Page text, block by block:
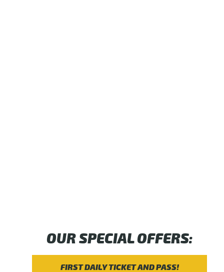
OUR SPECIAL OFFERS:
FIRST DAILY TICKET AND PASS!